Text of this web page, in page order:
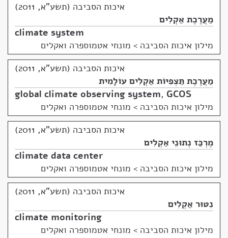
איכות הסביבה (תשע"א, 2011)
מַעֲרֶכֶת אַקְלִים
climate system
מילון איכות הסביבה > מונחי אטמוספרה ואקלים
איכות הסביבה (תשע"א, 2011)
מַעֲרֶכֶת תַּצְפִּיּוֹת אַקְלִים עוֹלָמִית
global climate observing system, GCOS
מילון איכות הסביבה > מונחי אטמוספרה ואקלים
איכות הסביבה (תשע"א, 2011)
מֶרְכַּז נְתוּנֵי אַקְלִים
climate data center
מילון איכות הסביבה > מונחי אטמוספרה ואקלים
איכות הסביבה (תשע"א, 2011)
נִטּוּר אַקְלִים
climate monitoring
מילון איכות הסביבה > מונחי אטמוספרה ואקלים